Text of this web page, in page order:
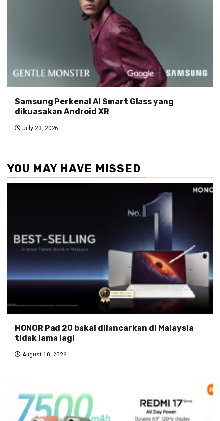
Samsung Perkenal AI Smart Glass yang
dikuasakan Android XR
July 23, 2026
YOU MAY HAVE MISSED
HONOR Pad 20 bakal dilancarkan di Malaysia
tidak lama lagi
August 10, 2026